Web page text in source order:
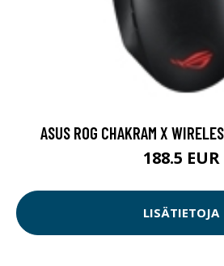
ASUS ROG CHAKRAM X
188.5 EUR
LISÄTIETOJA